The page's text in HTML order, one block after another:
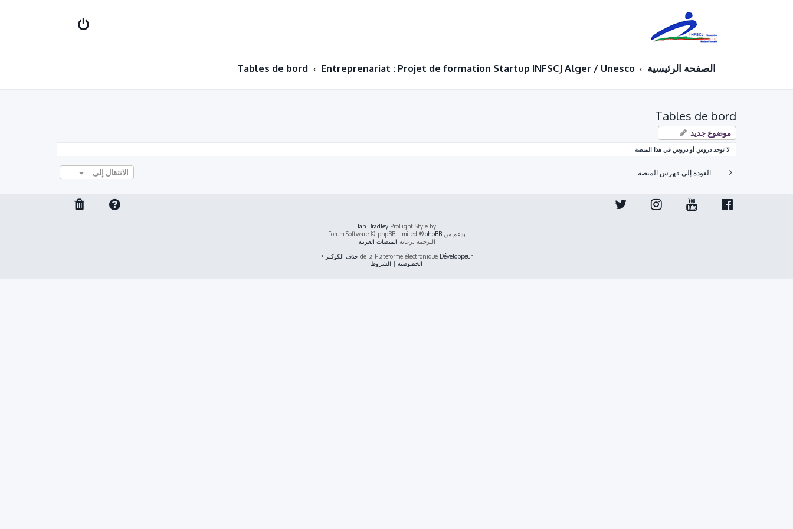
الصفحة الرئيسية Entreprenariat : Projet de formation Startup INFSCJ Alger / Unesco
Tables de bord
Tables de bord
موضوع جديد
لا توجد دروس أو دروس في هذا المنصة
العودة إلى فهرس المنصة الانتقال إلى
ProLight Style by
Ian Bradley
بدعم منphpBB
® Forum Software © phpBB Limited
الترجمة برعاية المنصات العربية
Développeur
de la Plateforme électronique حذف الكوكيز •
الخصوصية | الشروط